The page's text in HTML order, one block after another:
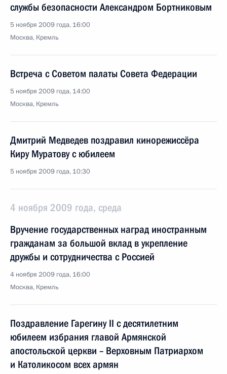
службы безопасности Александром Бортниковым
5 ноября 2009 года, 16:00
Москва, Кремль
Встреча с Советом палаты Совета Федерации
5 ноября 2009 года, 14:00
Москва, Кремль
Дмитрий Медведев поздравил кинорежиссёра
Киру Муратову с юбилеем
5 ноября 2009 года, 10:30
4 ноября 2009 года, среда
Вручение государственных наград иностранным
гражданам за большой вклад в укрепление
дружбы и сотрудничества с Россией
4 ноября 2009 года, 16:00
Москва, Кремль
Поздравление Гарегину II с десятилетним
юбилеем избрания главой Армянской
апостольской церкви – Верховным Патриархом
и Католикосом всех армян